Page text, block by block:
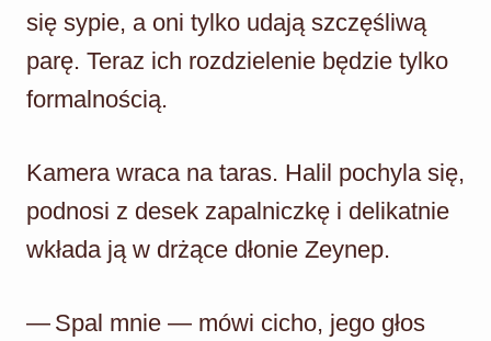
się sypie, a oni tylko udają szczęśliwą
parę. Teraz ich rozdzielenie będzie tylko
formalnością.
Kamera wraca na taras. Halil pochyla się,
podnosi z desek zapalniczkę i delikatnie
wkłada ją w drżące dłonie Zeynep.
— Spal mnie — mówi cicho, jego głos